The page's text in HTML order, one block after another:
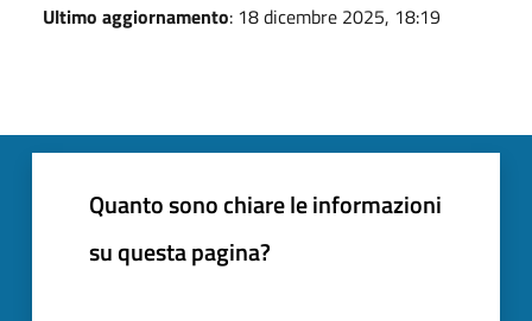
Ultimo aggiornamento: 18 dicembre 2025, 18:19
Quanto sono chiare le informazioni
su questa pagina?